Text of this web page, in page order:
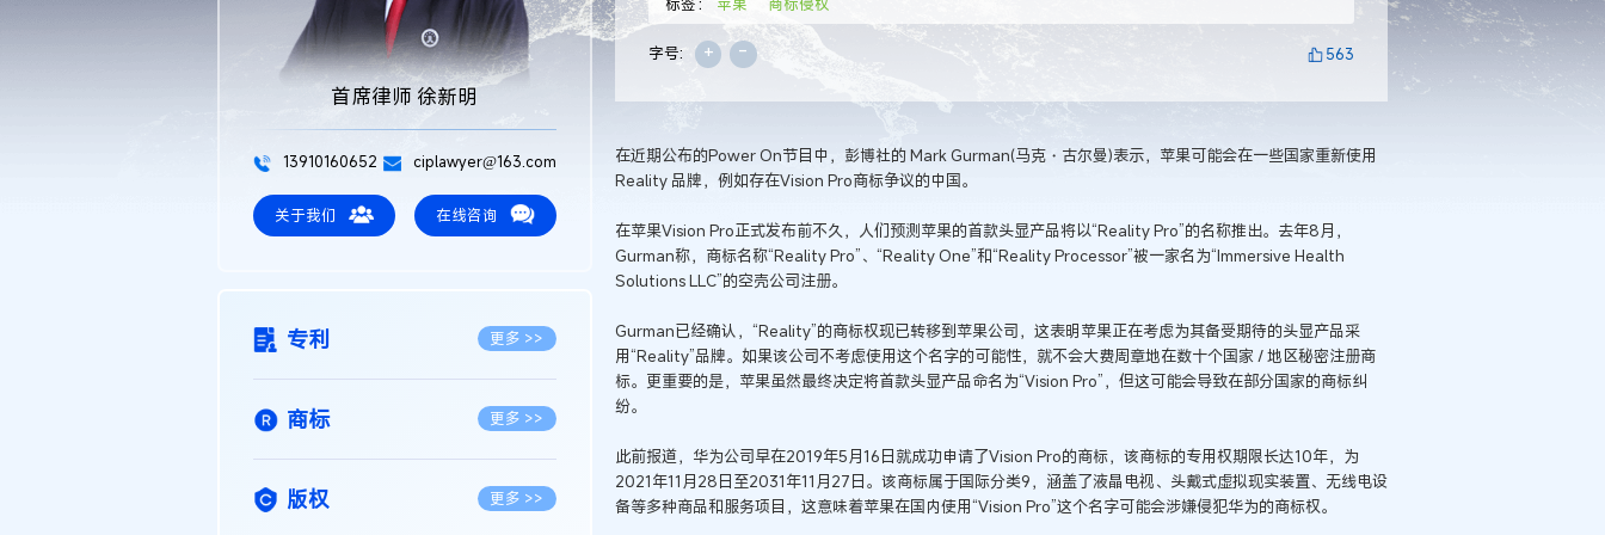
首席律师 徐新明
13910160652 ciplawyer@163.com
关于我们 在线咨询
专利 更多 >>
商标 更多 >>
版权 更多 >>
字号: + - 563
在近期公布的Power On节目中，彭博社的 Mark Gurman(马克・古尔曼)表示，苹果可能会在一些国家重新使用
Reality 品牌，例如存在Vision Pro商标争议的中国。
在苹果Vision Pro正式发布前不久，人们预测苹果的首款头显产品将以“Reality Pro”的名称推出。去年8月，
Gurman称，商标名称“Reality Pro”、“Reality One”和“Reality Processor”被一家名为“Immersive Health
Solutions LLC”的空壳公司注册。
Gurman已经确认，“Reality”的商标权现已转移到苹果公司，这表明苹果正在考虑为其备受期待的头显产品采
用“Reality”品牌。如果该公司不考虑使用这个名字的可能性，就不会大费周章地在数十个国家 / 地区秘密注册商
标。更重要的是，苹果虽然最终决定将首款头显产品命名为“Vision Pro”，但这可能会导致在部分国家的商标纠
纷。
此前报道，华为公司早在2019年5月16日就成功申请了Vision Pro的商标，该商标的专用权期限长达10年，为
2021年11月28日至2031年11月27日。该商标属于国际分类9，涵盖了液晶电视、头戴式虚拟现实装置、无线电设
备等多种商品和服务项目，这意味着苹果在国内使用“Vision Pro”这个名字可能会涉嫌侵犯华为的商标权。